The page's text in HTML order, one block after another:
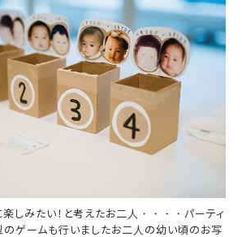
しみたい！と考えたお二人・・・・パーティ
ゲームも行いましたお二人の幼い頃のお写